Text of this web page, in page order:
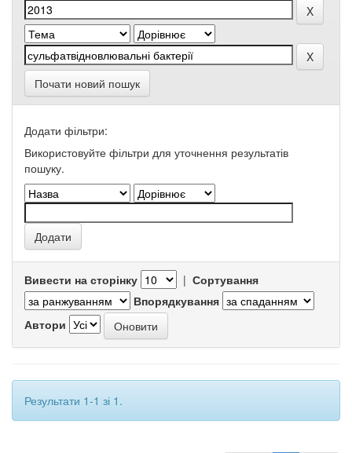
Почати новий пошук
Додати фільтри:
Використовуйте фільтри для уточнення результатів
пошуку.
Вивести на сторінку | Сортування
Впорядкування
Автори
Результати 1-1 зі 1.